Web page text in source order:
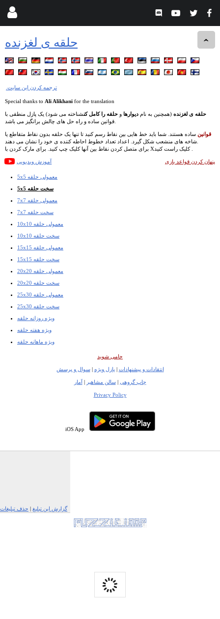
حلقه ی لغزنده
.ترجمه کردن این سایت
Special thanks to Ali Alikhani for the translation
حلقه ی لغزنده (همچنین به نام دیوارها و حلقه را کامل کنشناخته می شود) یک پازل منطقی با
قوانین ساده هستند. شما باید خط هایی بین نقاط رسم کنید تا تنها یک حلقه بدون نقاط متقاطع یا
برای متصل کردن نقاط بین آنها کلیک چپ کنید. برای مارک کردن با Xکلیک راست کنید .
آموزش ویدیویی پنهان کردن قواعد بازی
5x5 معمولی حلقه
5x5 سخت حلقه
7x7 معمولی حلقه
7x7 سخت حلقه
10x10 معمولی حلقه
10x10 سخت حلقه
15x15 معمولی حلقه
15x15 سخت حلقه
20x20 معمولی حلقه
20x20 سخت حلقه
25x30 معمولی حلقه
25x30 سخت حلقه
ویژه روزانه حلقه
ویژه هفته حلقه
ویژه ماهانه حلقه
حامی شوید
انتقادات و پیشنهادات | پازل ویژه |سوال و پرسش
چاپ گروهی |سالن مشاهیر |آمار
Privacy Policy
iOS App
حذف تبلیغات | گزارش این تبلیغ